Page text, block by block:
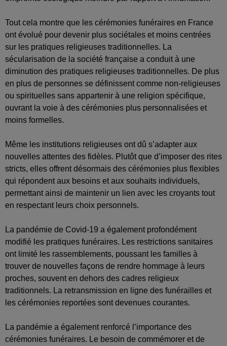
Tout cela montre que les cérémonies funéraires en France
ont évolué pour devenir plus sociétales et moins centrées
sur les pratiques religieuses traditionnelles. La
sécularisation de la société française a conduit à une
diminution des pratiques religieuses traditionnelles. De plus
en plus de personnes se définissent comme non-religieuses
ou spirituelles sans appartenir à une religion spécifique,
ouvrant la voie à des cérémonies plus personnalisées et
moins formelles.
Même les institutions religieuses ont dû s’adapter aux
nouvelles attentes des fidèles. Plutôt que d’imposer des rites
stricts, elles offrent désormais des cérémonies plus flexibles
qui répondent aux besoins et aux souhaits individuels,
permettant ainsi de maintenir un lien avec les croyants tout
en respectant leurs choix personnels.
La pandémie de Covid-19 a également profondément
modifié les pratiques funéraires. Les restrictions sanitaires
ont limité les rassemblements, poussant les familles à
trouver de nouvelles façons de rendre hommage à leurs
proches, souvent en dehors des cadres religieux
traditionnels. La retransmission en ligne des funérailles et
les cérémonies reportées sont devenues courantes.
La pandémie a également renforcé l’importance des
cérémonies funéraires. Le besoin de commémorer et de